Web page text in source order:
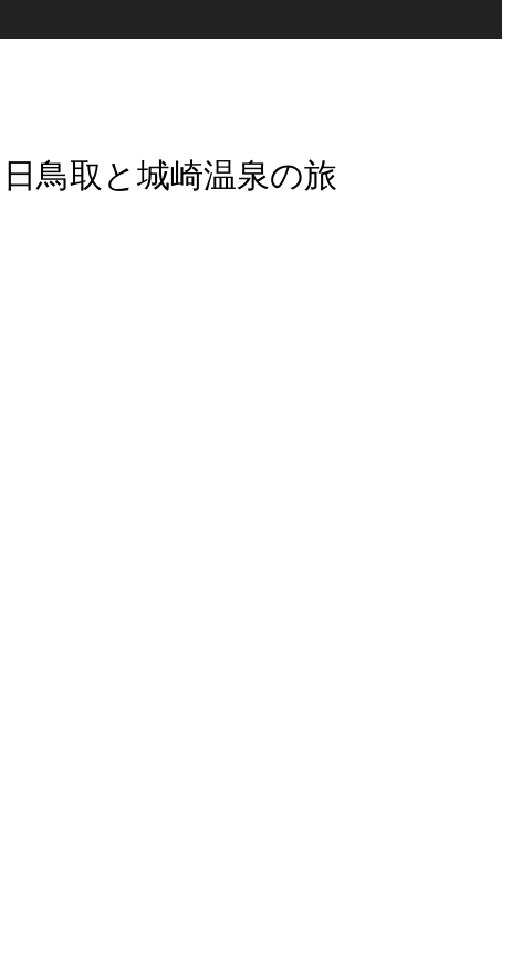
鳥取と城崎温泉の旅